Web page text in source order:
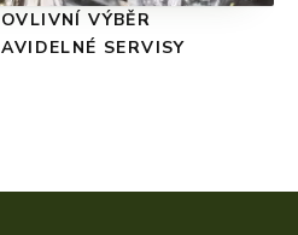
VÝBĚR
SERVISY